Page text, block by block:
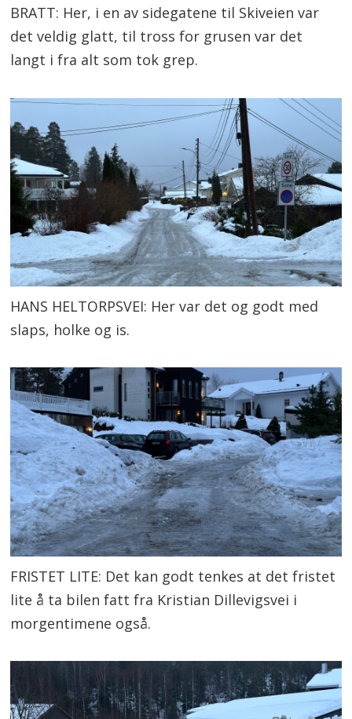
BRATT: Her, i en av sidegatene til Skiveien var
det veldig glatt, til tross for grusen var det
langt i fra alt som tok grep.
HANS HELTORPSVEI: Her var det og godt med
slaps, holke og is.
FRISTET LITE: Det kan godt tenkes at det fristet
lite å ta bilen fatt fra Kristian Dillevigsvei i
morgentimene også.